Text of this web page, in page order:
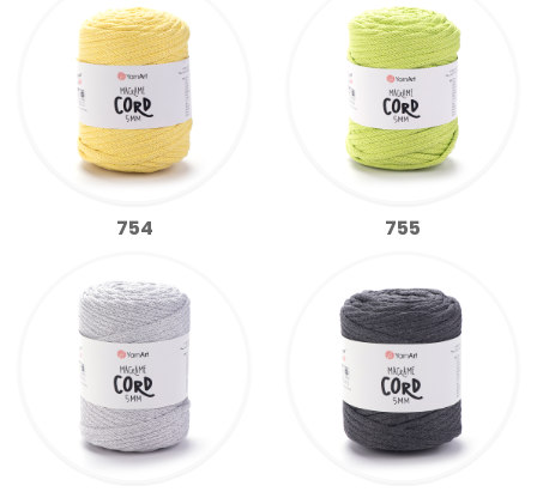
754 755